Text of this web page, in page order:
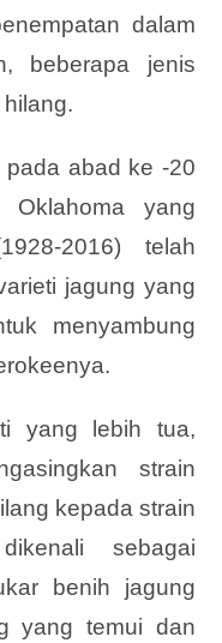
dalam
beberapa jenis
pada abad ke -20
Oklahoma yang
2016) telah
jagung yang
menyambung
yang lebih tua,
strain
kepada strain
sebagai
benih jagung
yang temui dan